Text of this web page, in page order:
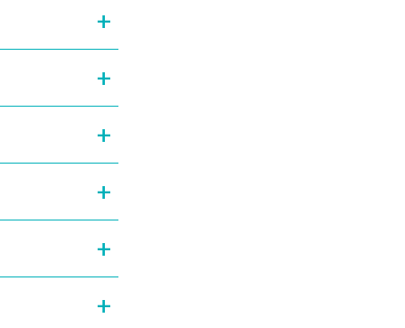
+
+
+
+
+
+